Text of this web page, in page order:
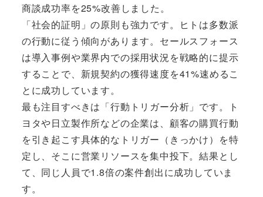
商談成功率を25%改善しました。
「社会的証明」の原則も強力です。ヒトは多数派
の行動に従う傾向があります。セールスフォース
は導入事例や業界内での採用状況を戦略的に提示
することで、新規契約の獲得速度を41%速めるこ
とに成功しています。
最も注目すべきは「行動トリガー分析」です。ト
ヨタや日立製作所などの企業は、顧客の購買行動
を引き起こす具体的なトリガー（きっかけ）を特
定し、そこに営業リソースを集中投下。結果とし
て、同じ人員で1.8倍の案件創出に成功していま
す。